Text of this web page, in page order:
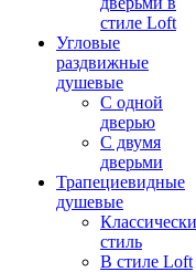
стиле Loft
Угловые
раздвижные
душевые
С одной
дверью
С двумя
дверьми
Трапециевидные
душевые
стиль
В стиле Loft